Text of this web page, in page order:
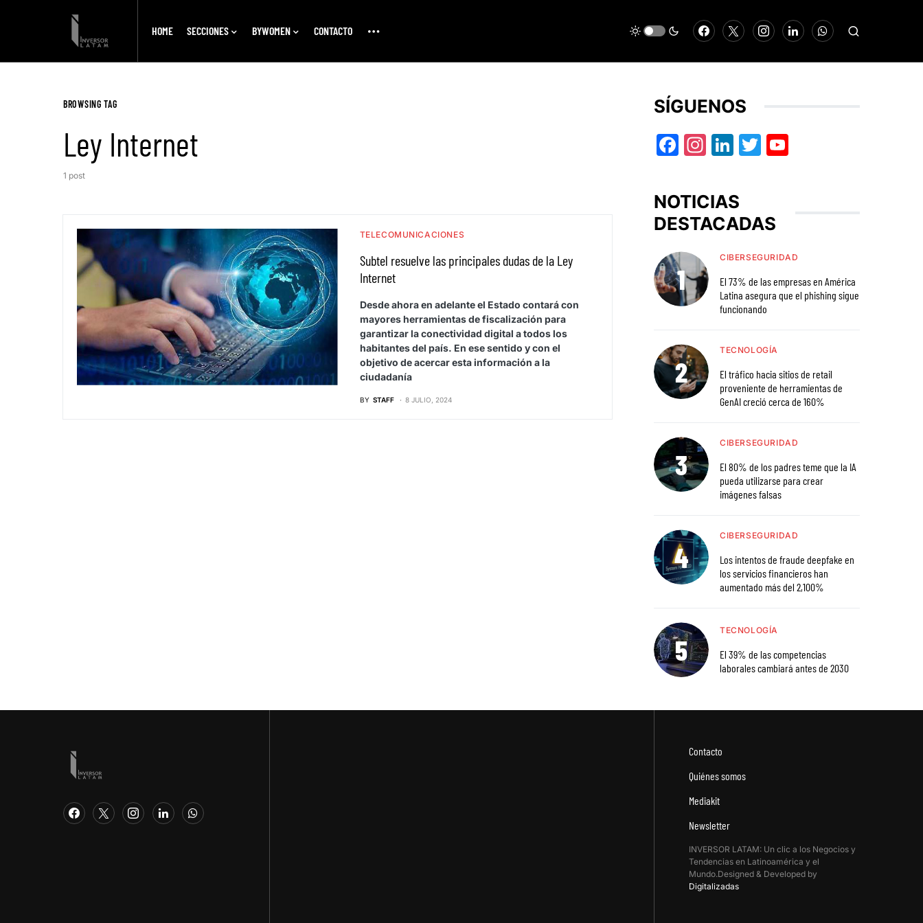
HOME SECCIONES BYWOMEN CONTACTO
BROWSING TAG
Ley Internet
1 post
TELECOMUNICACIONES
Subtel resuelve las principales dudas de la Ley
Internet
Desde ahora en adelante el Estado contará con
mayores herramientas de fiscalización para
garantizar la conectividad digital a todos los
habitantes del país. En ese sentido y con el
objetivo de acercar esta información a la
ciudadanía
BY STAFF 8 JULIO, 2024
SÍGUENOS
Facebook
Instagram
LinkedIn
Twitter
NOTICIAS
DESTACADAS
CIBERSEGURIDAD
El 73% de las empresas en América
Latina asegura que el phishing sigue
funcionando
TECNOLOGÍA
El tráfico hacia sitios de retail
proveniente de herramientas de
GenAI creció cerca de 160%
CIBERSEGURIDAD
El 80% de los padres teme que la IA
pueda utilizarse para crear
imágenes falsas
CIBERSEGURIDAD
Los intentos de fraude deepfake en
los servicios financieros han
aumentado más del 2,100%
TECNOLOGÍA
El 39% de las competencias
laborales cambiará antes de 2030
Contacto
Quiénes somos
Mediakit
Newsletter
INVERSOR LATAM: Un clic a los Negocios y
Tendencias en Latinoamérica y el
Mundo.Designed & Developed by
Digitalizadas